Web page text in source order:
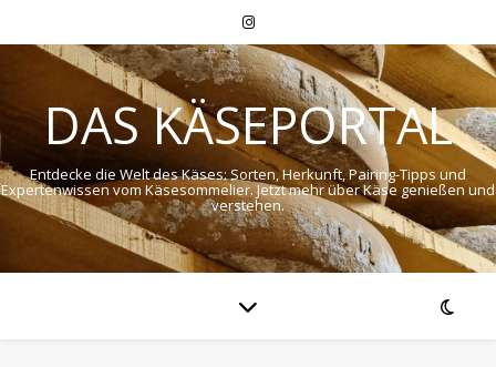
DAS KÄSEPORTAL
Entdecke die Welt des Käses: Sorten, Herkunft, Pairing-Tipps und
Expertenwissen vom Käsesommelier. Jetzt mehr über Käse genießen und
verstehen.